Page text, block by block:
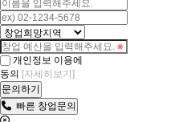
개인정보 이용에
동의 [자세히보기]
빠른 창업문의